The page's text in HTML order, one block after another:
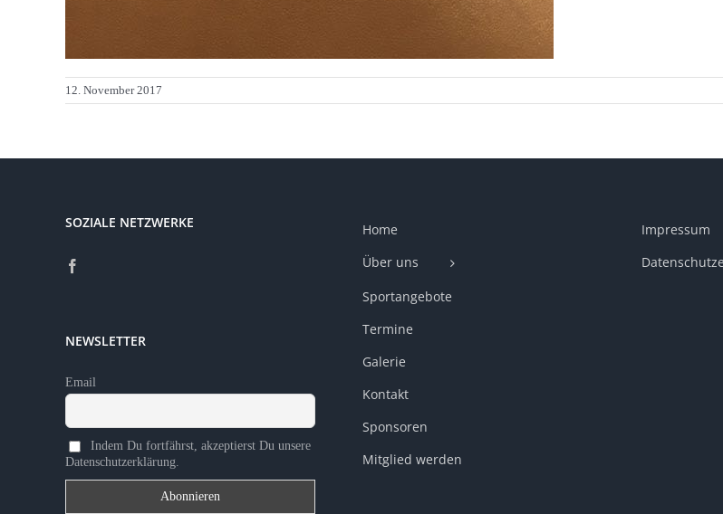
12. November 2017
SOZIALE NETZWERKE
NEWSLETTER
Email
Indem Du fortfährst, akzeptierst Du unsere
Datenschutzerklärung.
Home
Über uns
Sportangebote
Termine
Galerie
Kontakt
Sponsoren
Mitglied werden
Impressum